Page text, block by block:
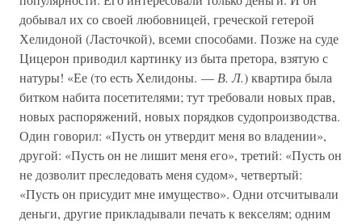
добывал их со своей любовницей, греческой гетерой
Хелидоной (Ласточкой), всеми способами. Позже на суде
Цицерон приводил картинку из быта претора, взятую с
натуры! «Ее (то есть Хелидоны. — В. Л.) квартира была
битком набита посетителями; тут требовали новых прав,
новых распоряжений, новых порядков судопроизводства.
Один говорил: «Пусть он утвердит меня во владении»,
другой: «Пусть он не лишит меня его», третий: «Пусть он
не дозволит преследовать меня судом», четвертый:
«Пусть он присудит мне имущество». Одни отсчитывали
деньги, другие прикладывали печать к векселям; одним